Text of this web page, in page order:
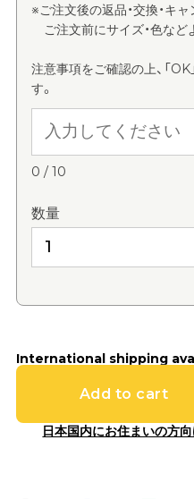
※ご注文後の返品・交換・キャ
ご注文前にサイズ・色など
注意事項をご確認の上、「
す。
0 /10
数量
International shipping
Add to cart
日本国内にお住まいの方